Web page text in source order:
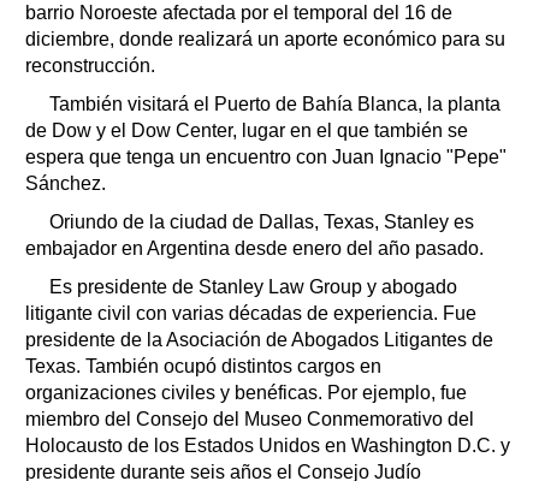
barrio Noroeste afectada por el temporal del 16 de
diciembre, donde realizará un aporte económico para su
reconstrucción.
También visitará el Puerto de Bahía Blanca, la planta
de Dow y el Dow Center, lugar en el que también se
espera que tenga un encuentro con Juan Ignacio "Pepe"
Sánchez.
Oriundo de la ciudad de Dallas, Texas, Stanley es
embajador en Argentina desde enero del año pasado.
Es presidente de Stanley Law Group y abogado
litigante civil con varias décadas de experiencia. Fue
presidente de la Asociación de Abogados Litigantes de
Texas. También ocupó distintos cargos en
organizaciones civiles y benéficas. Por ejemplo, fue
miembro del Consejo del Museo Conmemorativo del
Holocausto de los Estados Unidos en Washington D.C. y
presidente durante seis años el Consejo Judío